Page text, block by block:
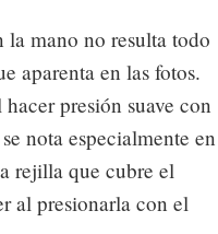
mano no resulta todo
aparenta en las fotos.
presión suave con
nota especialmente en
rejilla que cubre el
al presionarla con el